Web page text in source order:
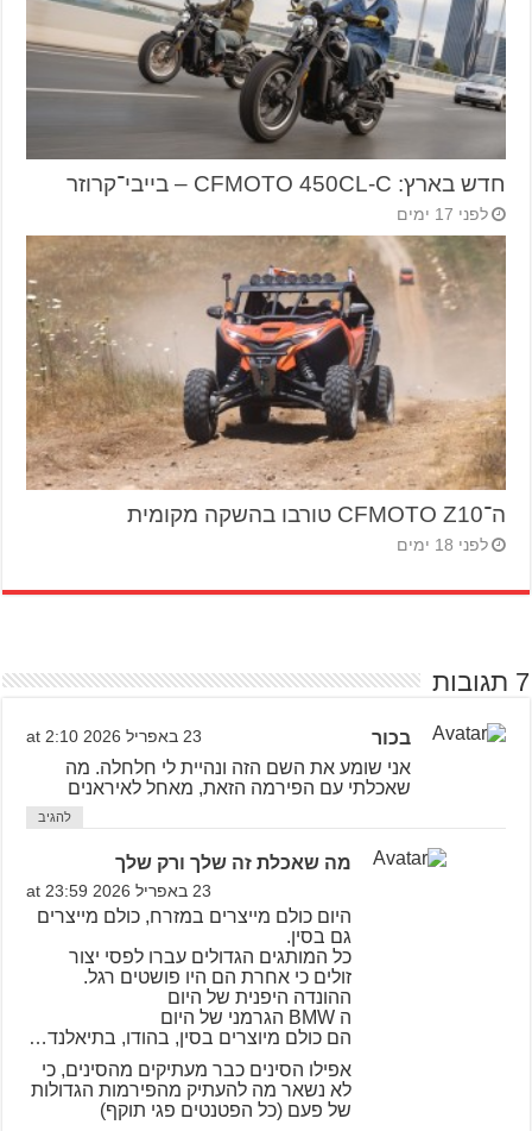
חדש בארץ: CFMOTO 450CL-C – בייבי־קרוזר
לפני 17 ימים
ה־CFMOTO Z10 טורבו בהשקה מקומית
לפני 18 ימים
7 תגובות
בכור 23 באפריל 2026 at 2:10
אני שומע את השם הזה ונהיית לי חלחלה. מה
שאכלתי עם הפירמה הזאת, מאחל לאיראנים
להגיב
מה שאכלת זה שלך ורק שלך
23 באפריל 2026 at 23:59
היום כולם מייצרים במזרח, כולם מייצרים
גם בסין.
כל המותגים הגדולים עברו לפסי יצור
זולים כי אחרת הם היו פושטים רגל.
ההונדה היפנית של היום
ה BMW הגרמני של היום
הם כולם מיוצרים בסין, בהודו, בתיאלנד…
אפילו הסינים כבר מעתיקים מהסינים, כי
לא נשאר מה להעתיק מהפירמות הגדולות
של פעם (כל הפטנטים פגי תוקף)